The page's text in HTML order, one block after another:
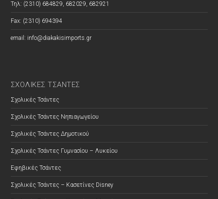
Τηλ: (2310) 684829, 682029, 682921
Fax: (2310) 694394
email: info@diakakisimports.gr
ΣΧΟΛΙΚΕΣ ΤΣΑΝΤΕΣ
Σχολικές Τσάντες
Σχολικές Τσάντες Νηπιαγωγείου
Σχολικές Τσάντες Δημοτικού
Σχολικές Τσάντες Γυμνασίου – Λυκείου
Εφηβικές Τσάντες
Σχολικές Τσάντες – Κασετίνες Disney